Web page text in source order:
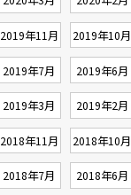
2019年11月 2019年10月
2019年7月 2019年6月
2019年3月 2019年2月
2018年11月 2018年10月
2018年7月 2018年6月